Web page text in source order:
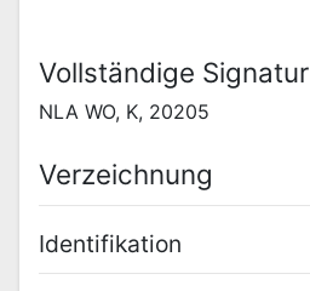
Vollständige Signatur
NLA WO, K, 20205
Verzeichnung
Identifikation